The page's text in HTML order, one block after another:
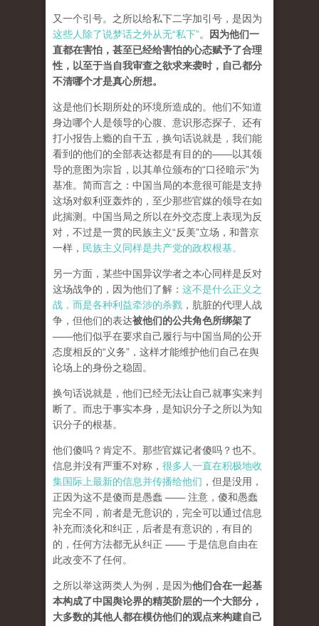
又一个引号。之所以给私下二字加引号，是因为
这些人除了说梦话之外从无“私下”。
因为他们一
直都在害怕，甚至已经给害怕的心态赋予了合理
性，以至于当自我审查之欲求来袭时，自己都分
不清哪个才是真心所想。
这是他们长期所处的环境所造成的。他们不知道
身边哪个人是领导的心腹、意识形态探子、还有
打小报告上瘾的自干五，换句话说就是，我们能
看到的他们的全部表达都是有目的的——以其领
导的意图为宗旨，以其单位颁布的“口径暗示”为
基准。简而言之：中国当局的本意很可能是支持
这场对叙利亚轰炸的，至少那些官媒的领导在如
此揣测。中国当局之所以在外交态度上表现为反
对，不过是一贯的民族主义“反美”立场，和普京
一样， 民族主义同样是共产党的政权根基。
另一方面，某些中国异议学者之本心同样是反对
这场战争的，因为他们了解： 这不是什么正义之
战，而是各种利益牵涉的杀戮 ，肮脏的代理人战
争，但他们的表达被他们的公共角色所绑架了
——他们似乎在要求自己履行与中国当局的公开
态度相反的“义务”，这样才能维护他们自己在舆
论场上的身份之稳固。
换句话说就是，他们已经无法让自己就事实来判
断了。而忠于事实本身，是知识分子之所以为知
识分子的根基。
他们傻吗？肯定不。那些官媒记者傻吗？也不。
信息并没有严重不对称， 很多人一直在积极地收
集国际上最新的信息并传播给他们 ，但是没用，
正因为这不是傻而是愚蠢 —— 注意，傻和愚蠢
完全不同，前者是无意识的，完全可以通过信息
补充而淡化和纠正，后者是有意识的，有目的
的，任何方法都无从纠正 —— 于是信息自由在
此改变不了任何。
之所以举这两类人为例，是因为他们合在一起基
本构成了中国舆论界的精英阶层的一个大部分，
大多数的其他人都在模仿他们的观点来构建自己